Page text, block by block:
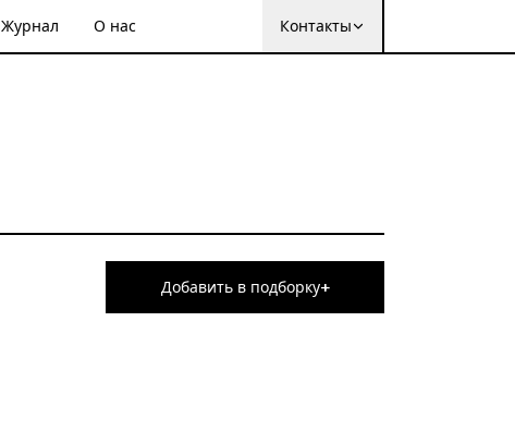
Журнал О нас Контакты
Добавить в подборку+